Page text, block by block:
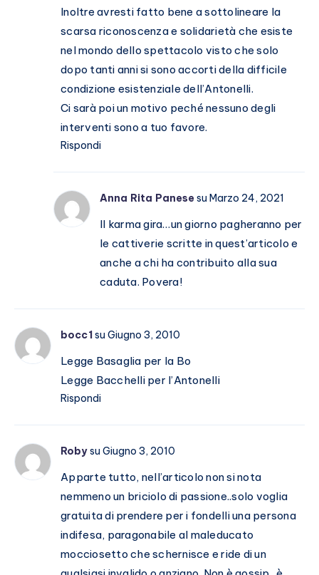
Inoltre avresti fatto bene a sottolineare la
scarsa riconoscenza e solidarietà che esiste
nel mondo dello spettacolo visto che solo
dopo tanti anni si sono accorti della difficile
condizione esistenziale dell’Antonelli.
Ci sarà poi un motivo peché nessuno degli
interventi sono a tuo favore.
Rispondi
Anna Rita Panesesu Marzo 24, 2021
Il karma gira…un giorno pagheranno per
le cattiverie scritte in quest’articolo e
anche a chi ha contribuito alla sua
caduta. Povera!
bocc1su Giugno 3, 2010
Legge Basaglia per la Bo
Legge Bacchelli per l’Antonelli
Rispondi
Robysu Giugno 3, 2010
Apparte tutto, nell’articolo non si nota
nemmeno un briciolo di passione..solo voglia
gratuita di prendere per i fondelli una persona
indifesa, paragonabile al maleducato
mocciosetto che schernisce e ride di un